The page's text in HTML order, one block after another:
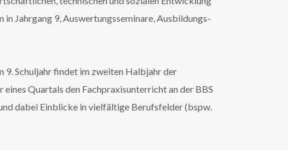
Jahrgang 9, Auswertungsseminare, Ausbildungs-
9. Schuljahr findet im zweiten Halbjahr der
Quartals den Fachpraxisunterricht an der BBS
dabei Einblicke in vielfältige Berufsfelder (bspw.